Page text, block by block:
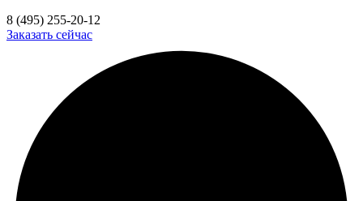
8 (495) 255-20-12
Заказать сейчас